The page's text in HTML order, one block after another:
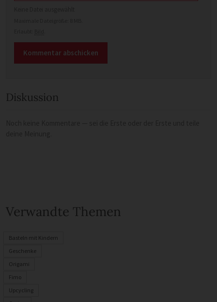
Diskussion
Verwandte Themen
Basteln mit Kindern
Geschenke
Origami
Fimo
Upcycling